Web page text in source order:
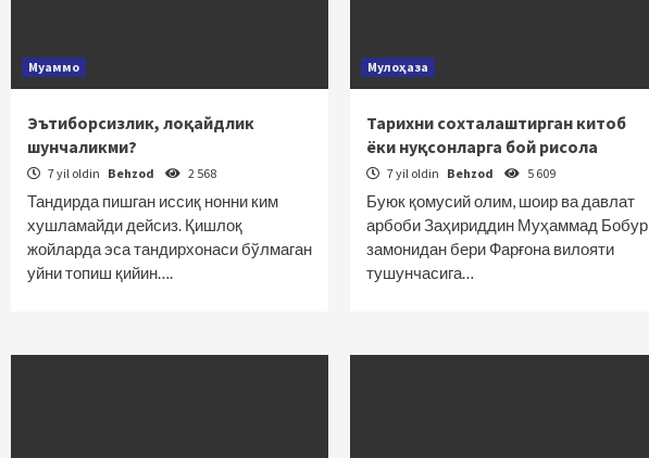
Муаммо
Эътиборсизлик, лоқайдлик
шунчаликми?
7 yil oldin Behzod 2 568
Тандирда пишган иссиқ нонни ким
хушламайди дейсиз. Қишлоқ
жойларда эса тандирхонаси бўлмаган
уйни топиш қийин….
Мулоҳаза
Тарихни сохталаштирган китоб
ёки нуқсонларга бой рисола
7 yil oldin Behzod 5 609
Буюк қомусий олим, шоир ва давлат
арбоби Заҳириддин Муҳаммад Бобур
замонидан бери Фарғона вилояти
тушунчасига…